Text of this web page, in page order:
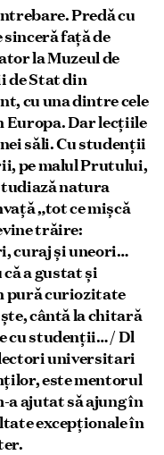
Predă cu
față de
la Muzeul de
de Stat din
cu una dintre cele
Europa. Dar lecțiile
săli. Cu studenții
pe malul Prutului,
natura
„tot ce mișcă
trăire:
curaj și uneori…
a gustat și
pură curiozitate
cântă la chitară
cu studenții… / Dl
universitari
este mentorul
a ajutat să ajung în
excepționale în